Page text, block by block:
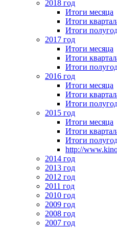
2018 год
Итоги месяца
Итоги
Итоги
2017 год
Итоги месяца
Итоги
Итоги
2016 год
Итоги месяца
Итоги
Итоги
2015 год
Итоги месяца
Итоги
Итоги
http://
2014 год
2013 год
2012 год
2011 год
2010 год
2009 год
2008 год
2007 год